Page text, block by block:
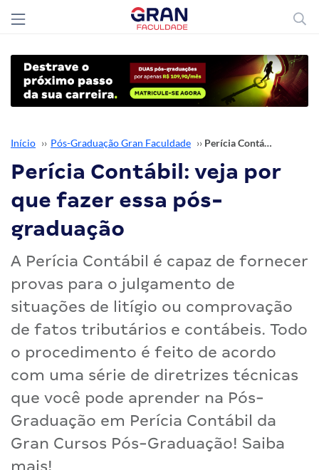
Início ›› Pós-Graduação Gran Faculdade ›› Perícia Contábil: veja por que fazer essa pós-graduação
Perícia Contábil: veja por
que fazer essa pós-
graduação
A Perícia Contábil é capaz de fornecer
provas para o julgamento de
situações de litígio ou comprovação
de fatos tributários e contábeis. Todo
o procedimento é feito de acordo
com uma série de diretrizes técnicas
que você pode aprender na Pós-
Graduação em Perícia Contábil da
Gran Cursos Pós-Graduação! Saiba
mais!